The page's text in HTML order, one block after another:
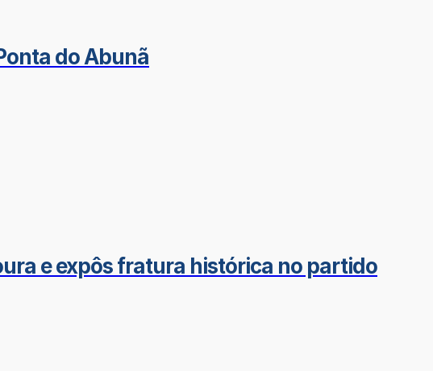
do Abunã
e expôs fratura histórica no partido